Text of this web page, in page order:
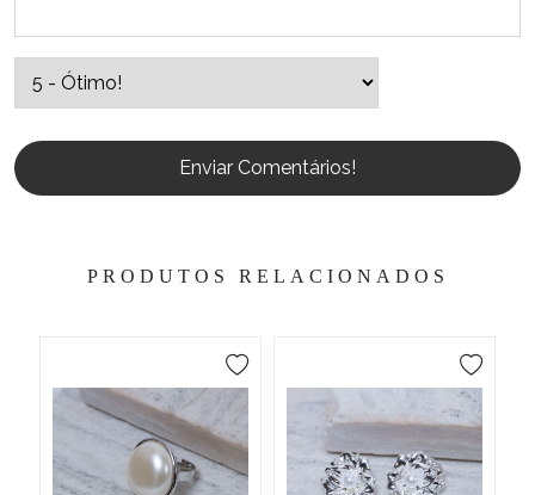
Enviar Comentários!
PRODUTOS RELACIONADOS